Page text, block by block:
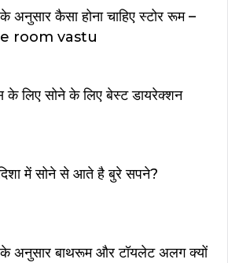
अनुसार कैसा होना चाहिए स्टोर रूम –
room vastu
के लिए सोने के लिए बेस्ट डायरेक्शन
में सोने से आते है बुरे सपने?
के अनुसार बाथरूम और टॉयलेट अलग क्यों